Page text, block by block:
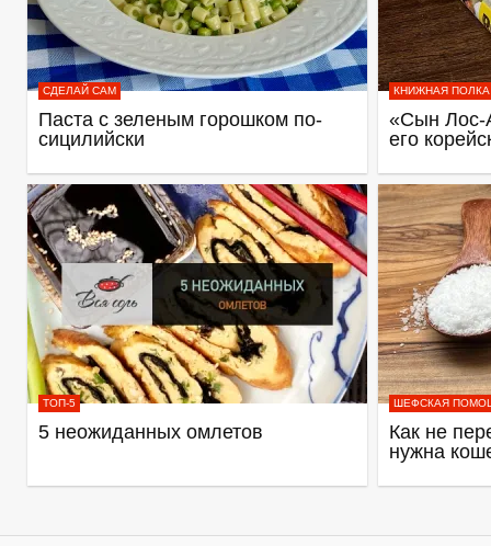
СДЕЛАЙ САМ
Паста с зеленым горошком по-
сицилийски
КНИЖНАЯ ПОЛКА
«Сын Лос-
его
ТОП-5
5 неожиданных омлетов
ШЕФСКАЯ
Как не
нужна